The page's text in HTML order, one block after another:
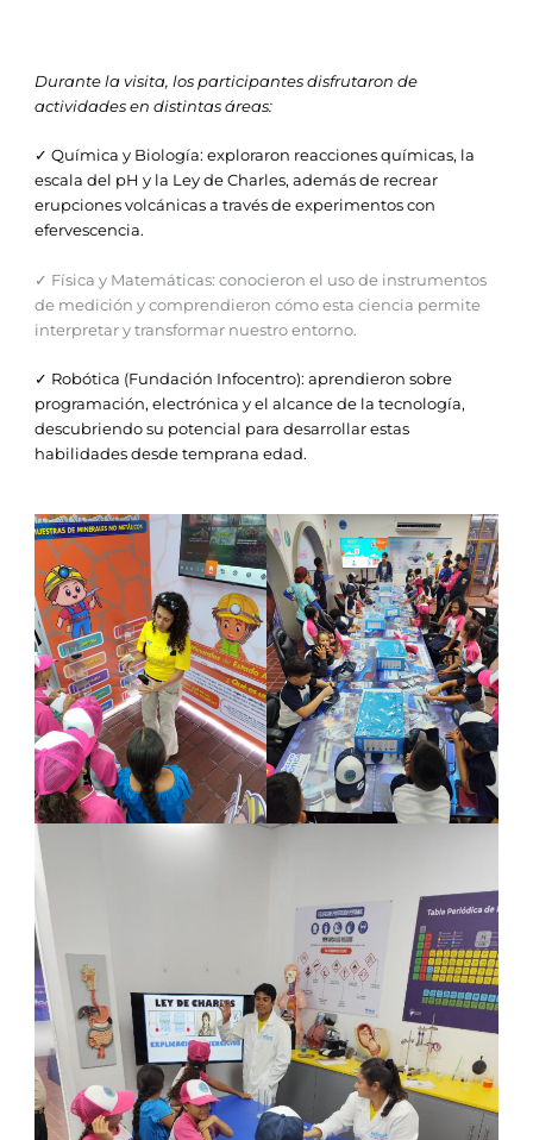
Durante la visita, los participantes disfrutaron de
actividades en distintas áreas:
✓ Química y Biología: exploraron reacciones químicas, la
escala del pH y la Ley de Charles, además de recrear
erupciones volcánicas a través de experimentos con
efervescencia.
✓ Física y Matemáticas: conocieron el uso de instrumentos
de medición y comprendieron cómo esta ciencia permite
interpretar y transformar nuestro entorno.
✓ Robótica (Fundación Infocentro): aprendieron sobre
programación, electrónica y el alcance de la tecnología,
descubriendo su potencial para desarrollar estas
habilidades desde temprana edad.